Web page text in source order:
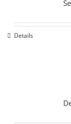
Details